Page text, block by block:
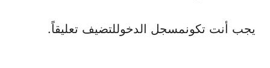
يجب أنت تكونمسجل الدخوللتضيف تعليقاً.